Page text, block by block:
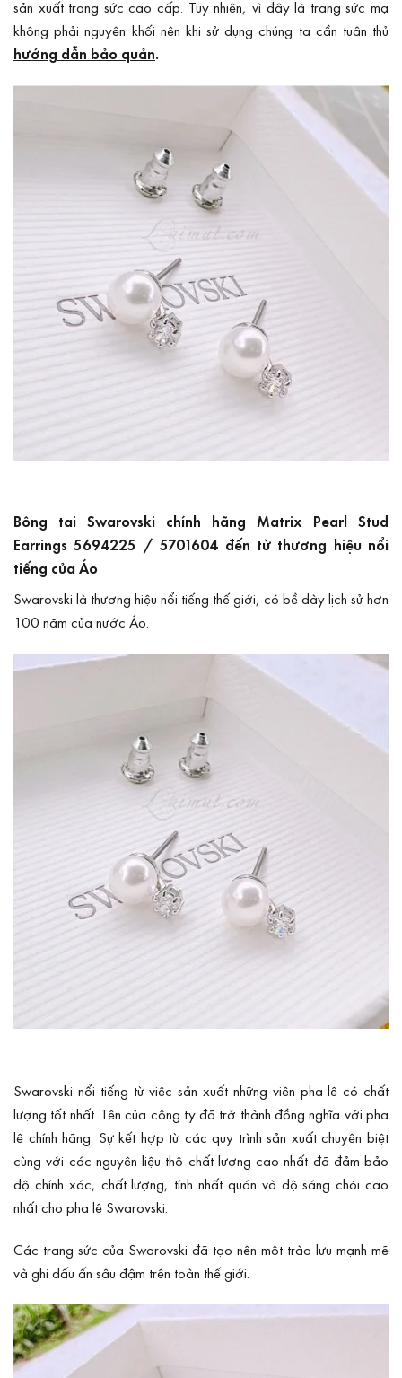
sản xuất trang sức cao cấp. Tuy nhiên, vì đây là trang sức mạ
không phải nguyên khối nên khi sử dụng chúng ta cần tuân thủ
hướng dẫn bảo quản.
Bông tai Swarovski chính hãng Matrix Pearl Stud
Earrings 5694225 / 5701604 đến từ thương hiệu nổi
tiếng của Áo
Swarovski là thương hiệu nổi tiếng thế giới, có bề dày lịch sử hơn
100 năm của nước Áo.
Swarovski nổi tiếng từ việc sản xuất những viên pha lê có chất
lượng tốt nhất. Tên của công ty đã trở thành đồng nghĩa với pha
lê chính hãng. Sự kết hợp từ các quy trình sản xuất chuyên biệt
cùng với các nguyên liệu thô chất lượng cao nhất đã đảm bảo
độ chính xác, chất lượng, tính nhất quán và độ sáng chói cao
nhất cho pha lê Swarovski.
Các trang sức của Swarovski đã tạo nên một trào lưu mạnh mẽ
và ghi dấu ấn sâu đậm trên toàn thế giới.